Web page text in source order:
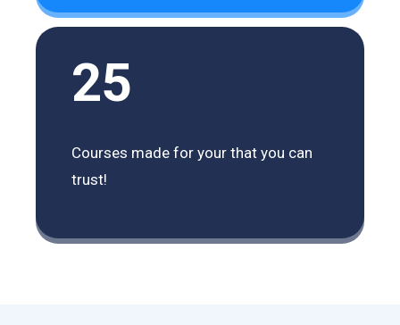
25
Courses made for your that you can
trust!